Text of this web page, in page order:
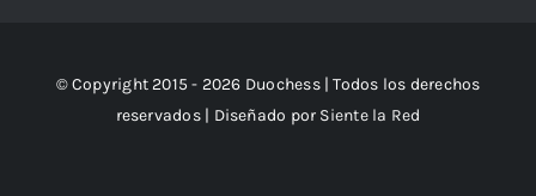
© Copyright 2015 - 2026 Duochess | Todos los derechos
reservados | Diseñado por Siente la Red